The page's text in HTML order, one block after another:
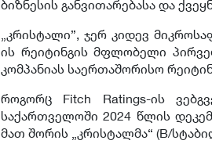
ბიზნესის განვითარებასა და
„კრისტალი”, ჯერ კიდევ
ის რეიტინგის მფლობელი
კომპანიას საერთაშორისო
როგორც Fitch Ratings-ის
საქართველოში 2024 წლის
მათ შორის „კრისტალმა“ (B/